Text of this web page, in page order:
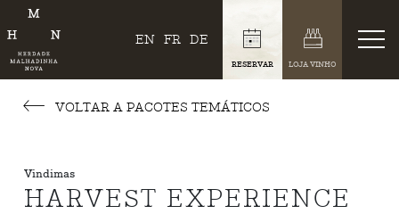
EN FR DE
RESERVAR LOJA VINHO
VOLTAR A PACOTES TEMÁTICOS
Vindimas
HARVEST EXPERIENCE